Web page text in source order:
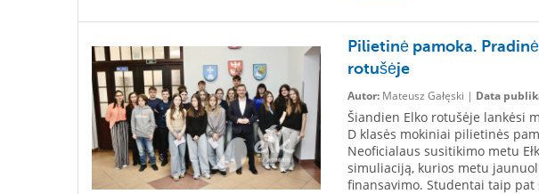
Pilietinė pamoka.
rotušėje
Autor:Mateusz Gałęski | Data
Šiandien Elko rotušėje lankėsi
D klasės mokiniai pilietinės
Neoficialaus susitikimo metu
simuliaciją, kurios metu
finansavimo. Studentai taip